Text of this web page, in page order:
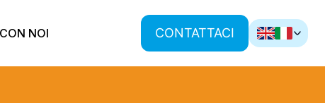
NOI CONTATTACI